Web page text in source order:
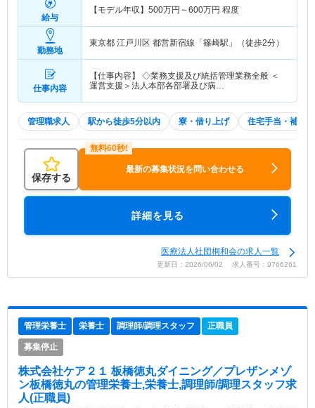
給与
【モデル年収】 500万円～600万円 程度
勤務地
東京都 江戸川区 都営新宿線「篠崎駅」（徒歩2分）
仕事内容
【仕事内容】 ◇業務支援及び統括管理業務全般 ＜
運営支援＞法人本部各部署及び病…
管理職求人 駅から徒歩5分以内 寮・借り上げ 住宅手当・補助
保存する
最新の募集状況を問い合わせる
詳細を見る
医療法人社団桐和会の求人一覧
更新日：2026/06/02 求人番号：9766261
管理栄養士 栄養士 調理師/調理スタッフ 正職員
募集停止
株式会社ケア２１ 板橋徳丸ダイニング／プレザンメゾ
ン板橋徳丸の管理栄養士,栄養士,調理師/調理スタッフ求
人(正職員)